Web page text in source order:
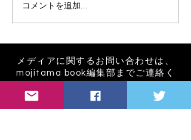
コメントを追加…
メディアに関するお問い合わせは、
mojitama book編集部までご連絡く
Mojitama book 編集部